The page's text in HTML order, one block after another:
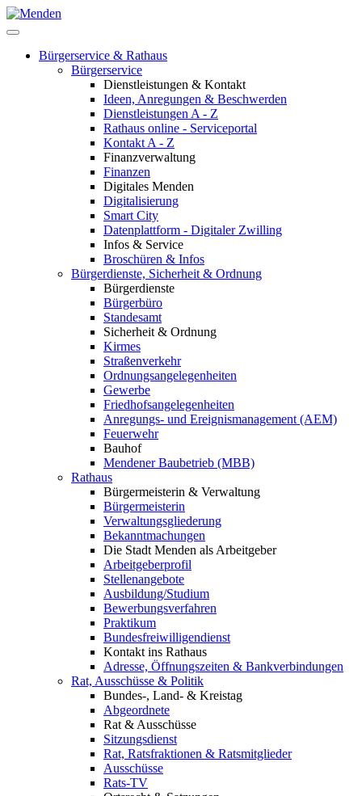
Bürgerservice & Rathaus
Bürgerservice
Dienstleistungen & Kontakt
Ideen, Anregungen & Beschwerden
Dienstleistungen A - Z
Rathaus online - Serviceportal
Kontakt A - Z
Finanzverwaltung
Finanzen
Digitales Menden
Digitalisierung
Smart City
Datenplattform - Digitaler Zwilling
Infos & Service
Broschüren & Infos
Bürgerdienste, Sicherheit & Ordnung
Bürgerdienste
Bürgerbüro
Standesamt
Sicherheit & Ordnung
Kirmes
Straßenverkehr
Ordnungsangelegenheiten
Gewerbe
Friedhofsangelegenheiten
Anregungs- und Ereignismanagement (AEM)
Feuerwehr
Bauhof
Mendener Baubetrieb (MBB)
Rathaus
Bürgermeisterin & Verwaltung
Bürgermeisterin
Verwaltungsgliederung
Bekanntmachungen
Die Stadt Menden als Arbeitgeber
Arbeitgeberprofil
Stellenangebote
Ausbildung/Studium
Bewerbungsverfahren
Praktikum
Bundesfreiwilligendienst
Kontakt ins Rathaus
Adresse, Öffnungszeiten & Bankverbindungen
Rat, Ausschüsse & Politik
Bundes-, Land- & Kreistag
Abgeordnete
Rat & Ausschüsse
Sitzungsdienst
Rat, Ratsfraktionen & Ratsmitglieder
Ausschüsse
Rats-TV